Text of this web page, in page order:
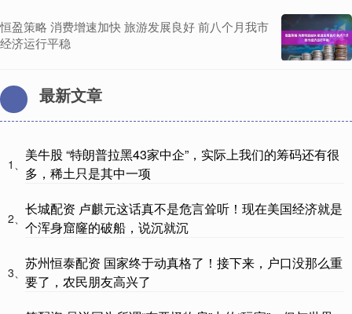
恒盈策略 消费增速加快 旅游发展良好 前八个月我市
经济运行平稳
最新文章
1、
美牛股 “特朗普拉黑43家中企”，实际上我们的筹码还有很
多，稀土只是其中一项
2、
长城配资 卢麒元这话真不是危言耸听！现在美国经济就是
个浑身窟窿的破船，说沉就沉
3、
苏州恒泰配资 国家终于动真格了！接下来，户口没那么重
要了，农民朋友高兴了